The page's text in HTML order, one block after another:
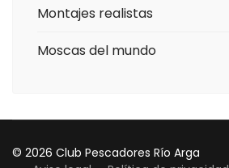
Montajes realistas
Moscas del mundo
© 2026 Club Pescadores Río Arga